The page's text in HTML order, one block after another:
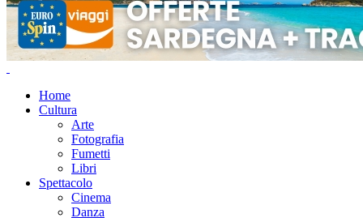
Home
Cultura
Arte
Fotografia
Fumetti
Libri
Spettacolo
Cinema
Danza